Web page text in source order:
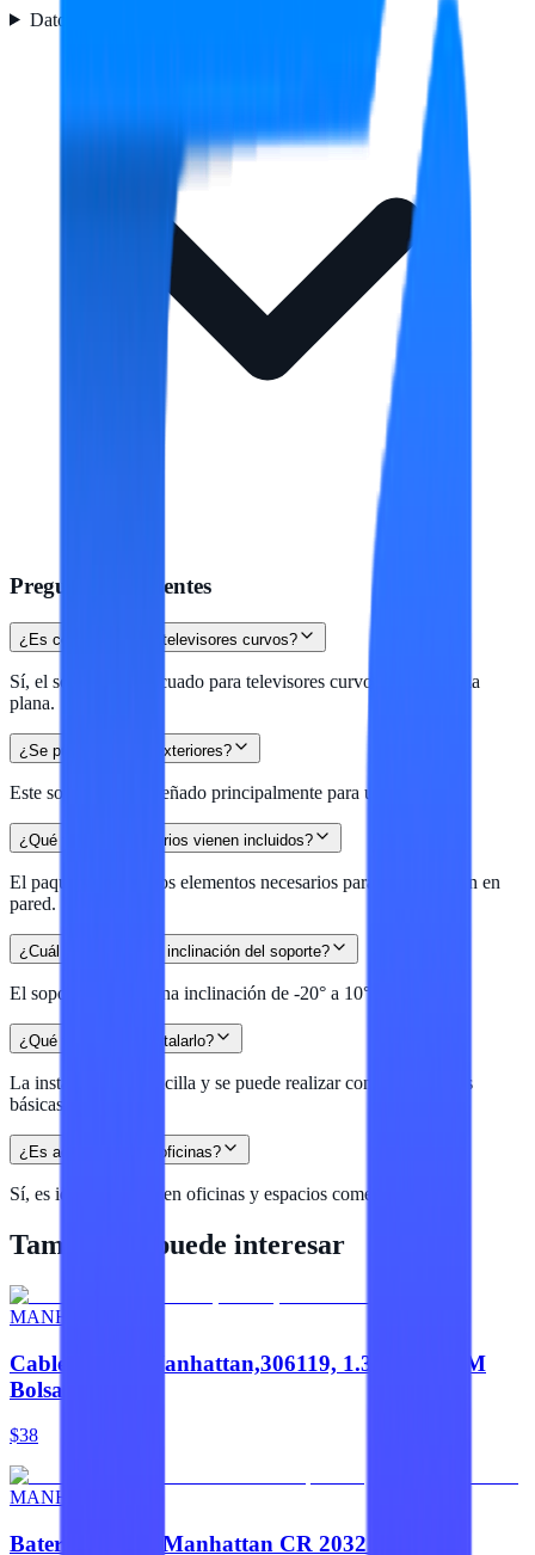
Datos logísticos
Preguntas frecuentes
¿Es compatible con televisores curvos?
Sí, el soporte es adecuado para televisores curvos y de pantalla
plana.
¿Se puede usar en exteriores?
Este soporte está diseñado principalmente para uso interior.
¿Qué tipo de accesorios vienen incluidos?
El paquete incluye los elementos necesarios para la instalación en
pared.
¿Cuál es el rango de inclinación del soporte?
El soporte permite una inclinación de -20° a 10°.
¿Qué tan fácil es instalarlo?
La instalación es sencilla y se puede realizar con herramientas
básicas.
¿Es adecuado para oficinas?
Sí, es ideal para uso en oficinas y espacios comerciales.
También te puede interesar
MANHATTAN
Cable HDMI,Manhattan,306119, 1.3 M-M 1.8M
Bolsa
$38
MANHATTAN
Batería CMOS Manhattan CR 2032 para